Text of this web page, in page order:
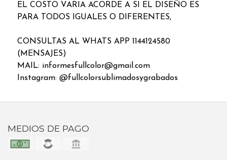
EL COSTO VARIA ACORDE A SI EL DISEÑO ES
PARA TODOS IGUALES O DIFERENTES,
CONSULTAS AL WHATS APP 1144124580
(MENSAJES)
MAIL: informesfullcolor@gmail.com
Instagram: @fullcolorsublimadosygrabados
MEDIOS DE PAGO